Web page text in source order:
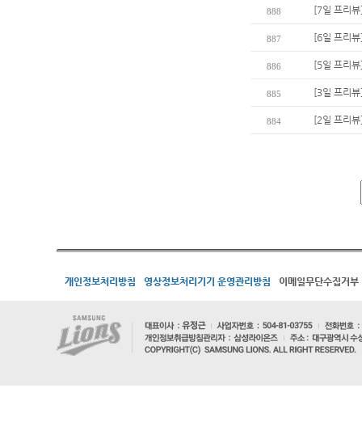
888 [7일 프리
887 [6일 프리
886 [5일 프리
885 [3일 프리
884 [2일 프리
개인정보처리방침 영상정보처리기기 운영관리방침 이메일무단수집거부